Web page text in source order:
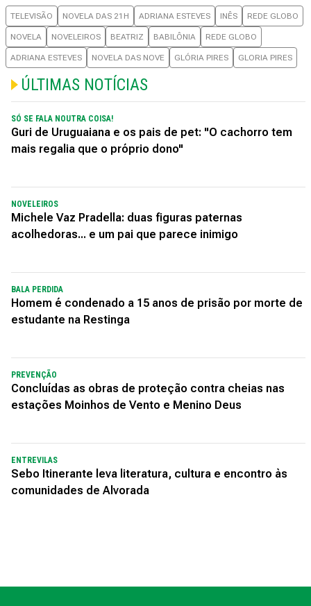
TELEVISÃO NOVELA DAS 21H ADRIANA ESTEVES INÊS REDE GLOBO
NOVELA NOVELEIROS BEATRIZ BABILÔNIA REDE GLOBO
ADRIANA ESTEVES NOVELA DAS NOVE GLÓRIA PIRES GLORIA PIRES
ÚLTIMAS NOTÍCIAS
SÓ SE FALA NOUTRA COISA!
Guri de Uruguaiana e os pais de pet: "O cachorro tem
mais regalia que o próprio dono"
NOVELEIROS
Michele Vaz Pradella: duas figuras paternas
acolhedoras... e um pai que parece inimigo
BALA PERDIDA
Homem é condenado a 15 anos de prisão por morte de
estudante na Restinga
PREVENÇÃO
Concluídas as obras de proteção contra cheias nas
estações Moinhos de Vento e Menino Deus
ENTREVILAS
Sebo Itinerante leva literatura, cultura e encontro às
comunidades de Alvorada